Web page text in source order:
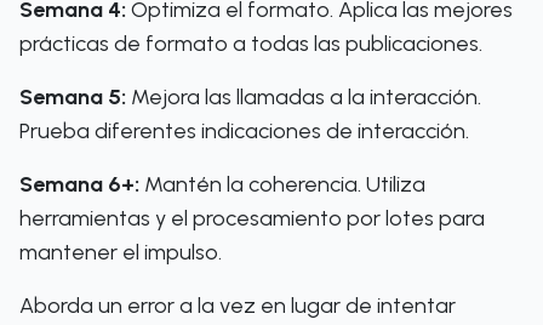
Semana 4: Optimiza el formato. Aplica las mejores
prácticas de formato a todas las publicaciones.
Semana 5: Mejora las llamadas a la interacción.
Prueba diferentes indicaciones de interacción.
Semana 6+: Mantén la coherencia. Utiliza
herramientas y el procesamiento por lotes para
mantener el impulso.
Aborda un error a la vez en lugar de intentar